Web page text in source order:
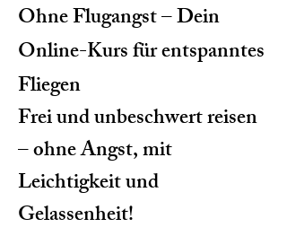
Ohne Flugangst – Dein
Online-Kurs für entspanntes
Fliegen
Frei und unbeschwert reisen
– ohne Angst, mit
Leichtigkeit und
Gelassenheit!